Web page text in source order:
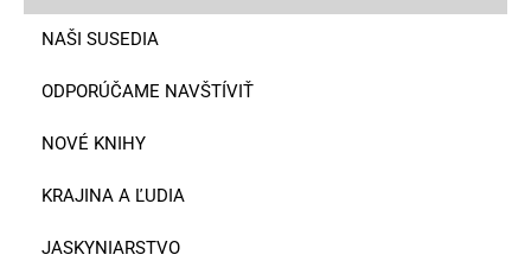
NAŠI SUSEDIA
ODPORÚČAME NAVŠTÍVIŤ
NOVÉ KNIHY
KRAJINA A ĽUDIA
JASKYNIARSTVO